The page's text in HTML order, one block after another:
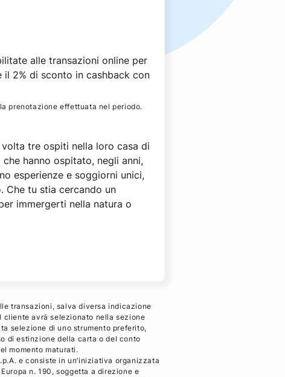
alle transazioni online per
il 2% di sconto in cashback con
prenotazione effettuata nel periodo.
tre ospiti nella loro casa di
hanno ospitato, negli anni,
esperienze e soggiorni unici,
Che tu stia cercando un
immergerti nella natura o
transazioni, salva diversa indicazione
cliente avrà selezionato nella sezione
selezione di uno strumento preferito,
di estinzione della carta o del conto
momento maturati.
e consiste in un’iniziativa organizzata
n. 190, soggetta a direzione e